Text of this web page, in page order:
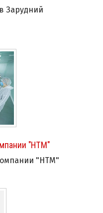
Зарудний
"НТМ"
"НТМ"